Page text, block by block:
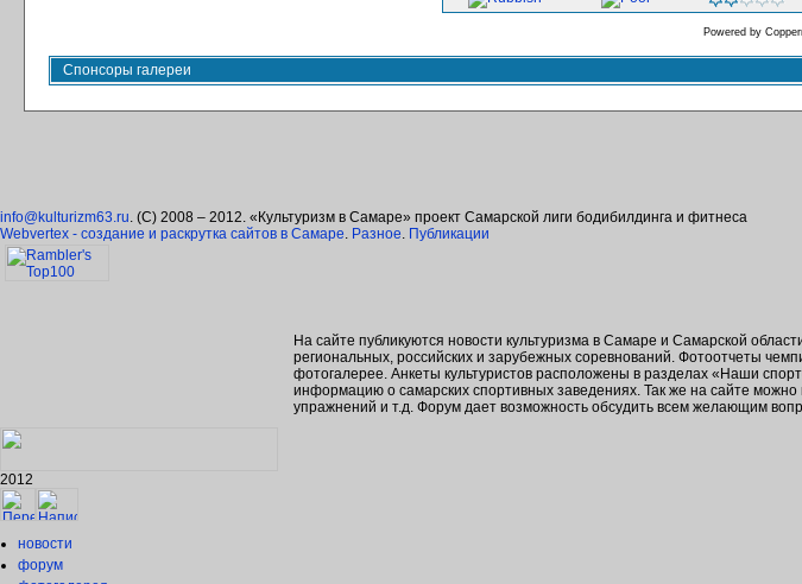
Powered by
Спонсоры галереи
info@kulturizm63.ru. (C) 2008 – 2012. «Культуризм в Самаре» проект Самарской лиги бодибилдинга и фитнеса
Webvertex - создание и раскрутка сайтов в Самаре. Разное. Публикации
На сайте публикуются новости культуризма в Самаре и Самарской
региональных, российских и зарубежных соревнований. Фотоотчеты
фотогалерее. Анкеты культуристов расположены в разделах «Наши
информацию о самарских спортивных заведениях. Так же на сайте
упражнений и т.д. Форум дает возможность обсудить всем желающим
2012
новости
форум